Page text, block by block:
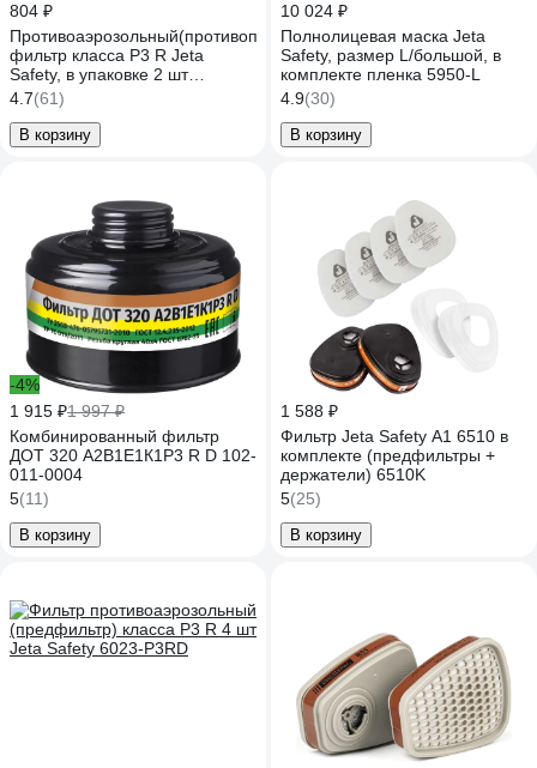
804 ₽
Противоаэрозольный(противопылевой)
фильтр класса P3 R Jeta
Safety, в упаковке 2 шт
5521P3R
4.7(61)
В корзину
10 024 ₽
Полнолицевая маска Jeta
Safety, размер L/большой, в
комплекте пленка 5950-L
4.9(30)
В корзину
-4%
1 915 ₽1 997 ₽
Комбинированный фильтр
ДОТ 320 А2В1Е1К1Р3 R D 102-
011-0004
5(11)
В корзину
1 588 ₽
Фильтр Jeta Safety A1 6510 в
комплекте (предфильтры +
держатели) 6510K
5(25)
В корзину